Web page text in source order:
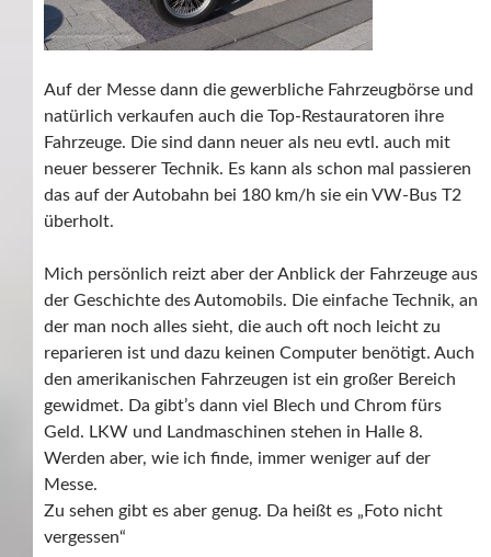
Auf der Messe dann die gewerbliche Fahrzeugbörse und
natürlich verkaufen auch die Top-Restauratoren ihre
Fahrzeuge. Die sind dann neuer als neu evtl. auch mit
neuer besserer Technik. Es kann als schon mal passieren
das auf der Autobahn bei 180 km/h sie ein VW-Bus T2
überholt.
Mich persönlich reizt aber der Anblick der Fahrzeuge aus
der Geschichte des Automobils. Die einfache Technik, an
der man noch alles sieht, die auch oft noch leicht zu
reparieren ist und dazu keinen Computer benötigt. Auch
den amerikanischen Fahrzeugen ist ein großer Bereich
gewidmet. Da gibt’s dann viel Blech und Chrom fürs
Geld. LKW und Landmaschinen stehen in Halle 8.
Werden aber, wie ich finde, immer weniger auf der
Messe.
Zu sehen gibt es aber genug. Da heißt es „Foto nicht
vergessen“